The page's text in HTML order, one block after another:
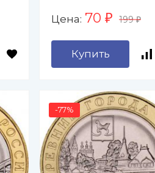
Цена: 70 ₽ 199₽
Купить
-77%